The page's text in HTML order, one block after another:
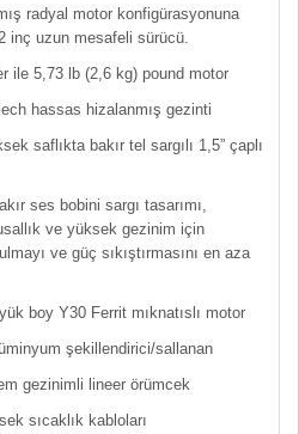
radyal motor konfigürasyonuna
inç uzun mesafeli sürücü.
ile 5,73 lb (2,6 kg) pound motor
hassas hizalanmış gezinti
saflıkta bakır tel sargılı 1,5” çaplı
ses bobini sargı tasarımı,
ve yüksek gezinim için
ve güç sıkıştırmasını en aza
boy Y30 Ferrit mıknatıslı motor
şekillendirici/sallanan
gezinimli lineer örümcek
sıcaklık kabloları